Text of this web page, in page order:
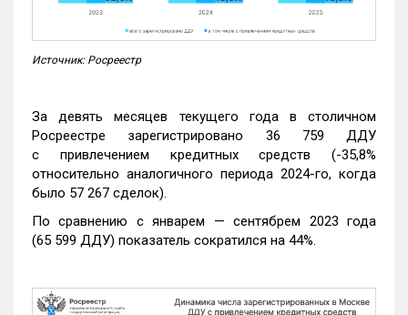
Источник: Росреестр
За девять месяцев текущего года в столичном
Росреестре зарегистрировано 36 759 ДДУ
с привлечением кредитных средств (-35,8%
относительно аналогичного периода 2024-го, когда
было 57 267 сделок).
По сравнению с январем — сентябрем 2023 года
(65 599 ДДУ) показатель сократился на 44%.